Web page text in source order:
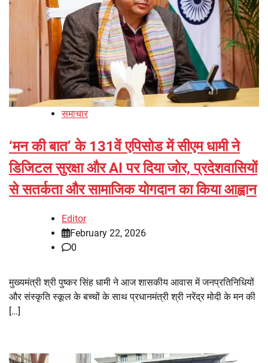
समाचार
‘मन की बात’ के 131वें एपिसोड में सीएम धामी ने
डिजिटल सुरक्षा और AI पर दिया जोर, प्रदेशवासियों
से सतर्कता और सामाजिक योगदान का किया आह्वान
Editor
February 22, 2026
0
मुख्यमंत्री श्री पुष्कर सिंह धामी ने आज शासकीय आवास में जनप्रतिनिधियों
और संस्कृति स्कूल के बच्चों के साथ प्रधानमंत्री श्री नरेंद्र मोदी के मन की
[…]